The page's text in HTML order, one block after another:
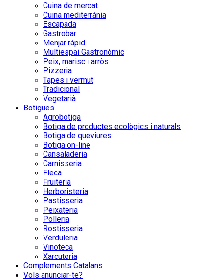
Cuina de mercat
Cuina mediterrània
Escapada
Gastrobar
Menjar ràpid
Multiespai Gastronòmic
Peix, marisc i arròs
Pizzeria
Tapes i vermut
Tradicional
Vegetarià
Botigues
Agrobotiga
Botiga de productes ecològics i naturals
Botiga de queviures
Botiga on-line
Cansaladeria
Carnisseria
Fleca
Fruiteria
Herboristeria
Pastisseria
Peixateria
Polleria
Rostisseria
Verduleria
Vinoteca
Xarcuteria
Complements Catalans
Vols anunciar-te?